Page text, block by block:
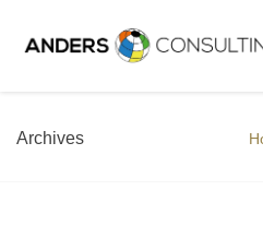
Archives